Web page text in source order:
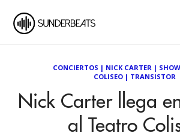
CONCIERTOS | NICK CARTER | SHOW
COLISEO| TRANSISTOR
Nick Carter llega
al Teatro